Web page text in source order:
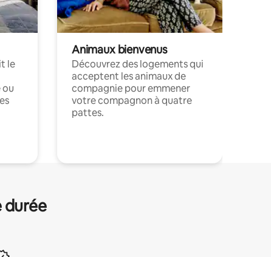
le
ou
Animaux bienvenus
Découvrez des logements qui
acceptent les animaux de
compagnie pour emmener
votre compagnon à quatre
pattes.
durée